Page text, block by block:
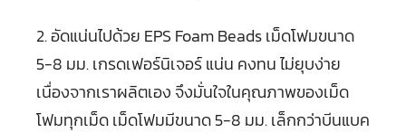
2. อัดแน่นไปด้วย EPS Foam Beads เม็ดโฟมขนาด
5-8 มม. เกรดเฟอร์นิเจอร์ แน่น คงทน ไม่ยุบง่าย
เนื่องจากเราผลิตเอง จึงมั่นใจในคุณภาพของเม็ด
โฟมทุกเม็ด เม็ดโฟมมีขนาด 5-8 มม. เล็กกว่าบีนแบค